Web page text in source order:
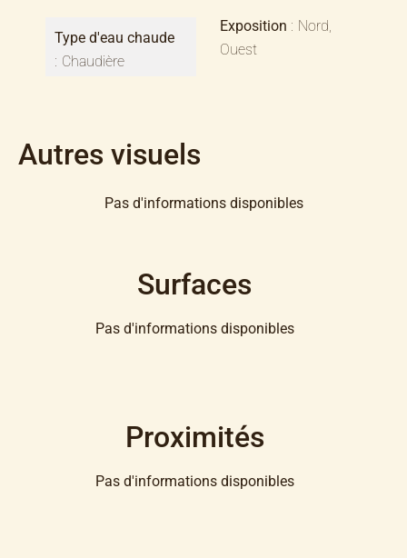
Type d'eau chaude
Chaudière
Exposition
Nord,
Ouest
Autres visuels
Pas d'informations disponibles
Surfaces
Pas d'informations disponibles
Proximités
Pas d'informations disponibles